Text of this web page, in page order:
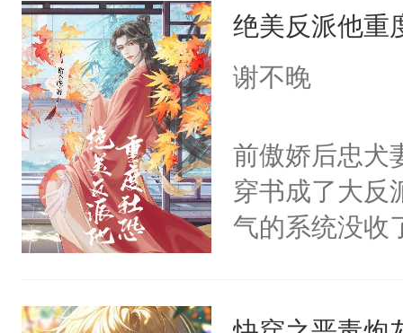
来，给老公亲
用力——为你
绝美反派他重
谢不晚
前傲娇后忠犬
穿书成了大反
气的系统没收